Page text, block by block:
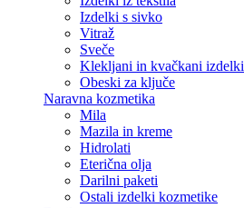
Izdelki s sivko
Vitraž
Sveče
Klekljani in kvačkani izdelki
Obeski za ključe
Naravna kozmetika
Mila
Mazila in kreme
Hidrolati
Eterična olja
Darilni paketi
Ostali izdelki kozmetike